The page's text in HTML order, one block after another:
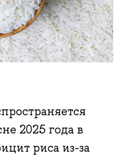
2025 года в
риса из-за